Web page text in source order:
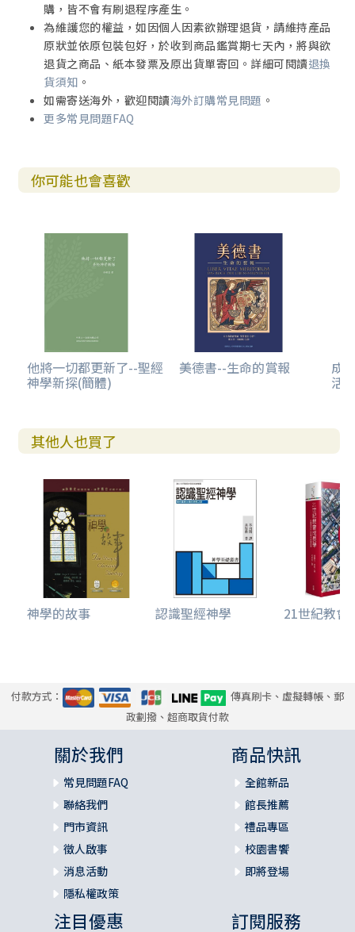
購，皆不會有刷退程序產生。
為維護您的權益，如因個人因素欲辦理退貨，請維持產品
原狀並依原包裝包好，於收到商品鑑賞期七天內，將與欲
退貨之商品、紙本發票及原出貨單寄回。詳細可閱讀退換
貨須知 。
如需寄送海外，歡迎閱讀海外訂購常見問題 。
更多常見問題FAQ
你可能也會喜歡
他將一切都更新了--聖經
神學新探(簡體)
美德書--生命的賞報 成
活
其他人也買了
神學的故事 認識聖經神學 21世紀教會
付款方式：
傳真刷卡、虛擬轉帳、郵
政劃撥、超商取貨付款
關於我們
常見問題FAQ
聯絡我們
門市資訊
徵人啟事
消息活動
隱私權政策
商品快訊
全館新品
館長推薦
禮品專區
校園書饗
即將登場
注目優惠 訂閱服務